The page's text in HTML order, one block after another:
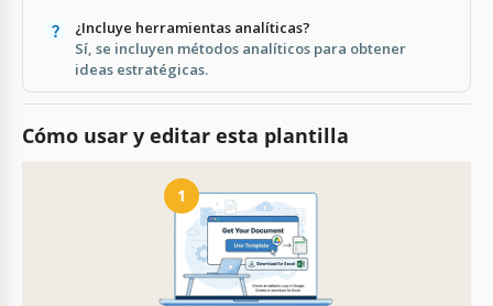
¿Incluye herramientas analíticas?
Sí, se incluyen métodos analíticos para obtener
ideas estratégicas.
Cómo usar y editar esta plantilla
1